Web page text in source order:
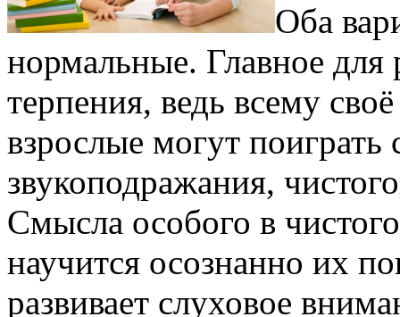
Оба
нормальные. Главное для
терпения, ведь всему
взрослые могут
звукоподражания,
Смысла особого в
научится осознанно их
развивает слуховое